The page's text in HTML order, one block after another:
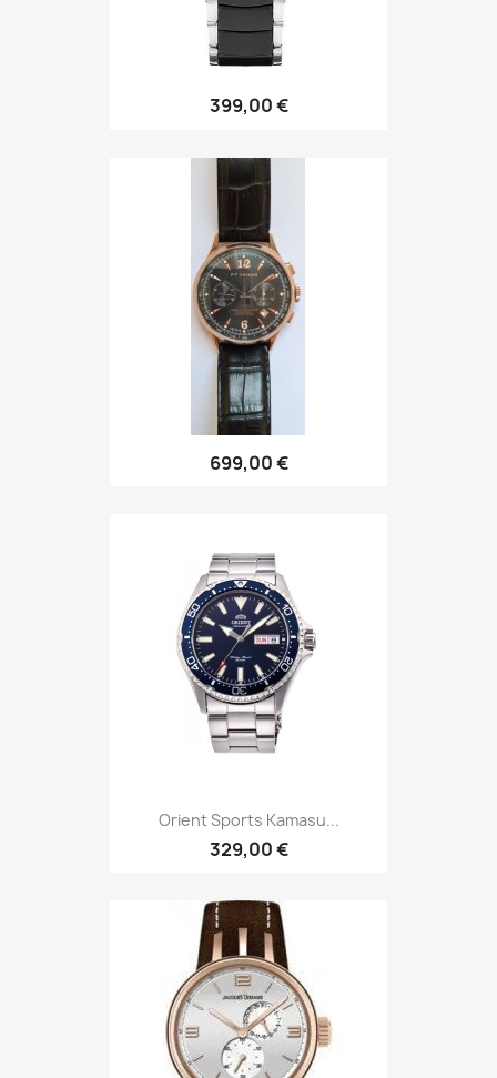
399,00 €
699,00 €
Orient Sports Kamasu...
329,00 €